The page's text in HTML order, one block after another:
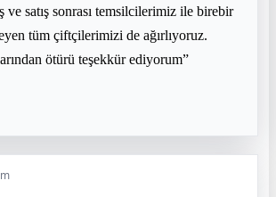
ve satış sonrası temsilcilerimiz ile birebir
tüm çiftçilerimizi de ağırlıyoruz.
ötürü teşekkür ediyorum”